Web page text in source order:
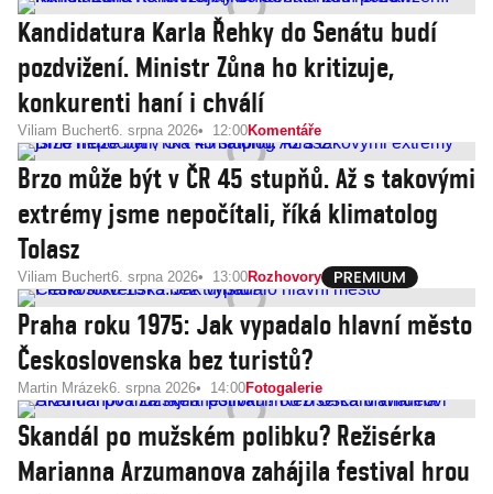
Kandidatura Karla Řehky do Senátu budí
pozdvižení. Ministr Zůna ho kritizuje,
konkurenti haní i chválí
Viliam Buchert6. srpna 2026 12:00Komentáře
Brzo může být v ČR 45 stupňů. Až s takovými
extrémy jsme nepočítali, říká klimatolog
Tolasz
Viliam Buchert6. srpna 2026 13:00Rozhovory
Praha roku 1975: Jak vypadalo hlavní město
Československa bez turistů?
Martin Mrázek6. srpna 2026 14:00Fotogalerie
Skandál po mužském polibku? Režisérka
Marianna Arzumanova zahájila festival hrou